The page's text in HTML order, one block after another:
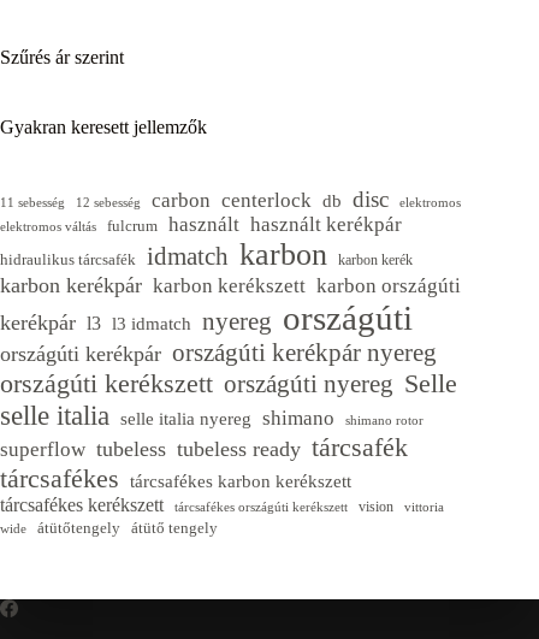
Szűrés ár szerint
Gyakran keresett jellemzők
11 sebesség 12 sebesség carbon centerlock db disc
elektromos
elektromos váltás
fulcrum használt használt kerékpár
hidraulikus tárcsafék idmatch karbon karbon kerék
karbon kerékpár karbon kerékszett karbon országúti
kerékpár l3 l3 idmatch nyereg országúti
országúti kerékpár országúti kerékpár nyereg
országúti kerékszett országúti nyereg Selle
selle italia selle italia nyereg shimano shimano rotor
superflow tubeless tubeless ready tárcsafék
tárcsafékes
tárcsafékes karbon kerékszett
tárcsafékes kerékszett tárcsafékes országúti kerékszett vision
vittoria
wide
átütőtengely átütő tengely